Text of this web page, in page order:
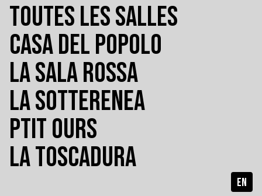
TOUTES LES SALLES
CASA DEL POPOLO
LA SALA ROSSA
LA SOTTERENEA
PTIT OURS
LA TOSCADURA
EN